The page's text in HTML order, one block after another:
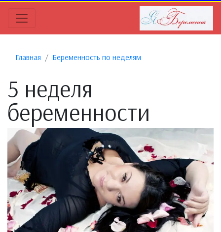
Главная Беременность по неделям
5 неделя
беременности